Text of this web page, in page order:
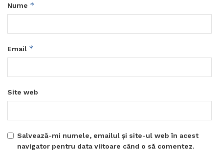
Nume *
Email *
Site web
Salvează-mi numele, emailul și site-ul web în acest
navigator pentru data viitoare când o să comentez.